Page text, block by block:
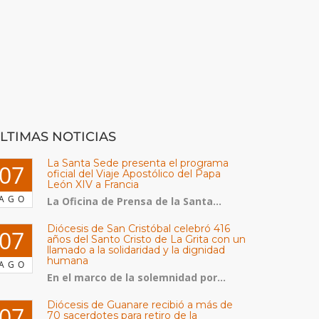
NOTICIAS
La Santa Sede presenta el programa
oficial del Viaje Apostólico del Papa
León XIV a Francia
La Oficina de Prensa de la Santa...
Diócesis de San Cristóbal celebró 416
años del Santo Cristo de La Grita con un
llamado a la solidaridad y la dignidad
humana
En el marco de la solemnidad por...
Diócesis de Guanare recibió a más de
70 sacerdotes para retiro de la